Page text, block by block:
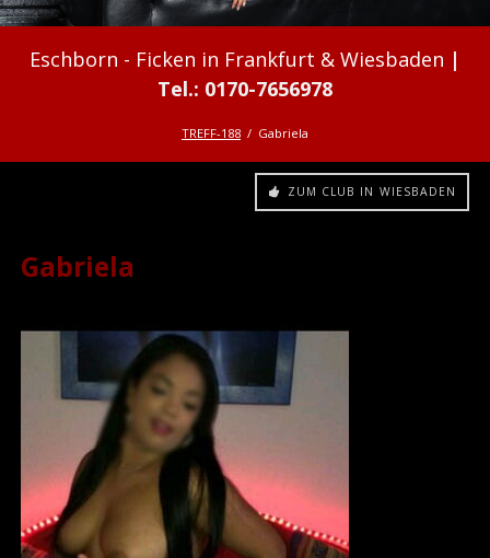
Ficken in Frankfurt & Wiesbaden
TREFF-188 Gabriela
ZUM CLUB IN WIESBADEN
Gabriela